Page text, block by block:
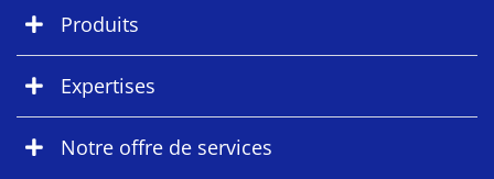
Produits
Expertises
Notre offre de services